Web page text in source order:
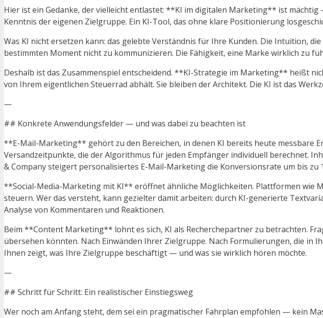
Hier ist ein Gedanke, der vielleicht entlastet: **KI im digitalen Marketing** ist
Kenntnis der eigenen Zielgruppe. Ein KI-Tool, das ohne klare Positionierung
Was KI nicht ersetzen kann: das gelebte Verständnis für Ihre Kunden. Die Intuition,
bestimmten Moment nicht zu kommunizieren. Die Fähigkeit, eine Marke wirklich zu
Deshalb ist das Zusammenspiel entscheidend. **KI-Strategie im Marketing** heißt
von Ihrem eigentlichen Steuerrad abhält. Sie bleiben der Architekt. Die KI ist das
—
## Konkrete Anwendungsfelder — und was dabei zu beachten ist
**E-Mail-Marketing** gehört zu den Bereichen, in denen KI bereits heute messbare
Versandzeitpunkte, die der Algorithmus für jeden Empfänger individuell berechnet.
& Company steigert personalisiertes E-Mail-Marketing die Konversionsrate um bis
**Social-Media-Marketing mit KI** eröffnet ähnliche Möglichkeiten. Plattformen wie
steuern. Wer das versteht, kann gezielter damit arbeiten: durch KI-generierte
Analyse von Kommentaren und Reaktionen.
Beim **Content Marketing** lohnt es sich, KI als Recherchepartner zu betrachten.
übersehen könnten. Nach Einwänden Ihrer Zielgruppe. Nach Formulierungen, die in
Ihnen zeigt, was Ihre Zielgruppe beschäftigt — und was sie wirklich hören möchte.
—
## Schritt für Schritt: Ein realistischer Einstiegsweg
Wer noch am Anfang steht, dem sei ein pragmatischer Fahrplan empfohlen — kein